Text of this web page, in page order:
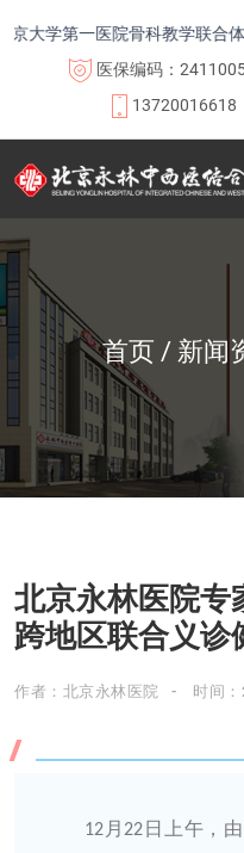
学第一医院骨科教学联合体理
医保编码：
13720016618
首页 新闻
北京永林医院专
跨地区联合义诊
作者：北京永林医院 时间
12 月 22 日上午，